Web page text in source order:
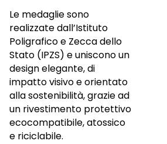
Le medaglie sono
realizzate dall’Istituto
Poligrafico e Zecca dello
Stato (IPZS) e uniscono un
design elegante, di
impatto visivo e orientato
alla sostenibilità, grazie ad
un rivestimento protettivo
ecocompatibile, atossico
e riciclabile.